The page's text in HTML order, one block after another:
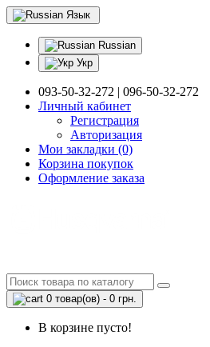
Язык
Russian
Укр
093-50-32-272 | 096-50-32-272
Личный кабинет
Регистрация
Авторизация
Мои закладки (0)
Корзина покупок
Оформление заказа
0 товар(ов) - 0 грн.
В корзине пусто!